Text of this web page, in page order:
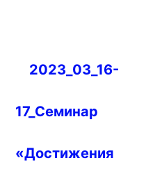
Навигация
записям
2023_03_16-
17_Семинар
«Достижения